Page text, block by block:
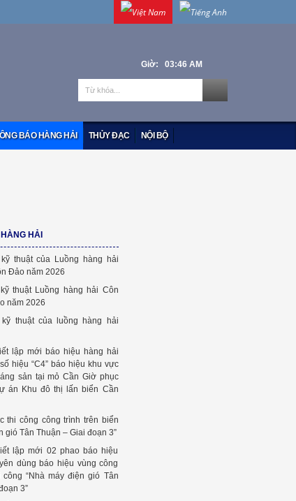
Giờ: 03:46 AM
BÁO HÀNG HẢI THỦY ĐẠC NỘI BỘ
HẢI
thuật của Luồng hàng hải
Đảo năm 2026
thuật Luồng hàng hải Côn
năm 2026
thuật của luồng hàng hải
lập mới báo hiệu hàng hải
hiệu “C4” báo hiệu khu vực
sản tại mỏ Cần Giờ phục
án Khu đô thị lấn biển Cần
thi công công trình trên biển
gió Tân Thuận – Giai đoạn 3”
lập mới 02 phao báo hiệu
dùng báo hiệu vùng công
“Nhà máy điện gió Tân
3”